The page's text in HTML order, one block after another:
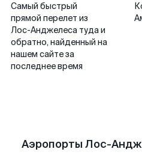
Самый быстрый
прямой перелет из
Лос-Анджелеса туда и
обратно, найденный на
нашем сайте за
последнее время
Аэропорты Лос-